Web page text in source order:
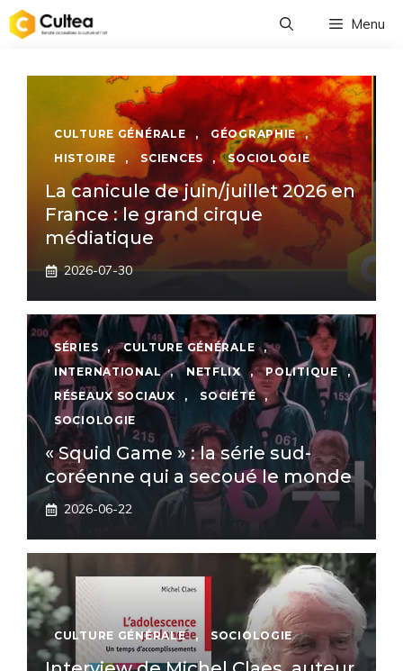
Aller
au
Menu
CULTURE GÉNÉRALE , GÉOGRAPHIE
,
HISTOIRE
, SCIENCES , SOCIOLOGIE
La canicule de juin/juillet 2026 en
France : le grand cirque
médiatique
2026-07-30
SÉRIES , CULTURE GÉNÉRALE
,
INTERNATIONAL
, NETFLIX , POLITIQUE
,
RÉSEAUX SOCIAUX
, SOCIÉTÉ
,
SOCIOLOGIE
« Squid Game » : la série sud-
coréenne qui a secoué le monde
2026-06-22
CULTURE GÉNÉRALE , SOCIOLOGIE